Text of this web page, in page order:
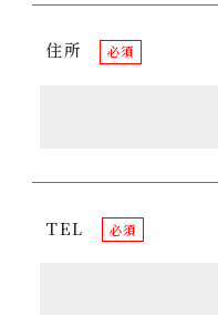
住所 必須
TEL 必須